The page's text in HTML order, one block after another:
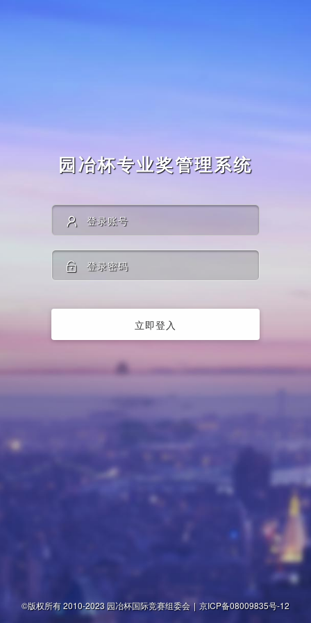
园冶杯专业奖管理系统
立即登入
©版权所有 2010-2023 园冶杯国际竞赛组委会 | 京ICP备08009835号-12